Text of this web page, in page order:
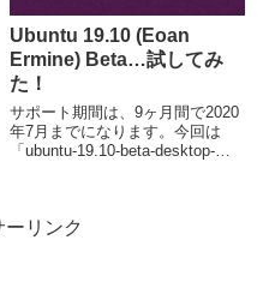
Ubuntu 19.10 (Eoan
Ermine) Beta…試してみ
た！
サポート期間は、9ヶ月間で2020
年7月までになります。今回は
「ubuntu-19.10-beta-desktop-
後は日本語入力可能になります。
ーリンク